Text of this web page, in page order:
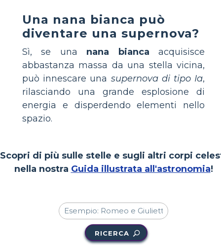
Una nana bianca può
diventare una supernova?
Sì, se una nana bianca acquisisce
abbastanza massa da una stella vicina,
può innescare una supernova di tipo Ia,
rilasciando una grande esplosione di
energia e disperdendo elementi nello
spazio.
Scopri di più sulle stelle e sugli altri corpi
nella nostra Guida illustrata all'astronomia!
RICERCA